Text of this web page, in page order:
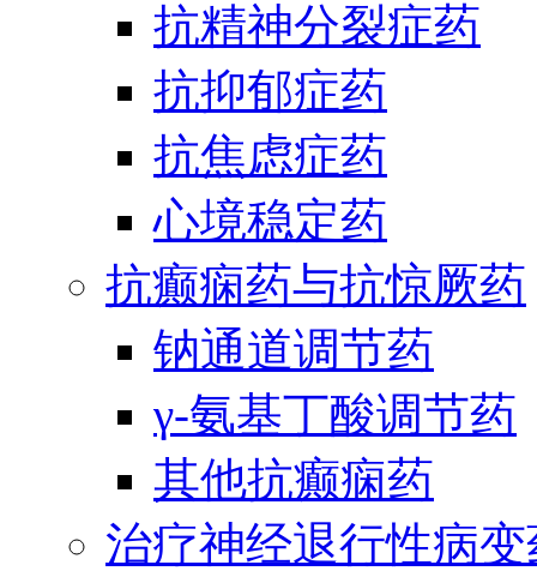
抗精神分裂症药
抗抑郁症药
抗焦虑症药
心境稳定药
抗癫痫药与抗惊厥药
钠通道调节药
γ-氨基丁酸调节药
其他抗癫痫药
治疗神经退行性病